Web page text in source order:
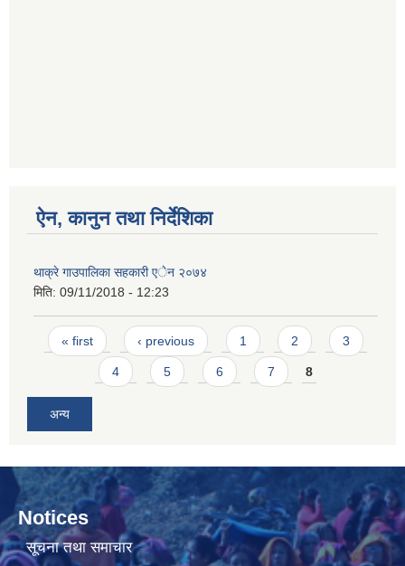
ऐन, कानुन तथा निर्देशिका
थाक्रे गाउपालिका सहकारी एेन २०७४
मिति: 09/11/2018 - 12:23
Pages
« first ‹ previous 1 2 3
4 5 6 7 8
अन्य
Notices
सूचना तथा समाचार